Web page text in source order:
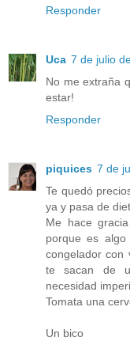
Responder
Uca 7 de julio
No me extraña
estar!
Responder
piquices 7 de
Te quedó
ya y pasa de
Me hace
porque es
congelador con
te sacan de
necesidad
Tomata una
Un bico